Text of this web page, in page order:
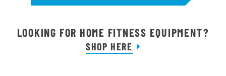
LOOKING FOR HOME FITNESS EQUIPMENT?
SHOP HERE